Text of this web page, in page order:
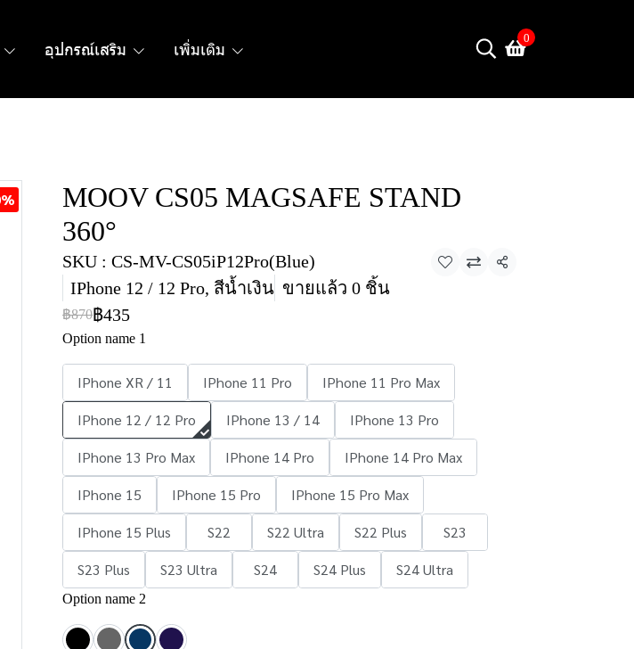
อุปกรณ์เสริม เพิ่มเติม
0
MOOV CS05 MAGSAFE STAND
360°
SKU : CS-MV-CS05iP12Pro(Blue)
IPhone 12 / 12 Pro, สีน้ำเงิน ขายแล้ว 0 ชิ้น
แชร์
฿870฿435
Option name 1
IPhone XR / 11 IPhone 11 Pro
IPhone 11 Pro Max
IPhone 12 / 12 Pro
IPhone 13 / 14
IPhone 13 Pro
IPhone 13 Pro Max
IPhone 14 Pro
IPhone 14 Pro Max
IPhone 15
IPhone 15 Pro
IPhone 15 Pro Max
IPhone 15 Plus
S22 S22 Ultra S22 Plus
S23
S23 Plus
S23 Ultra S24 S24 Plus S24 Ultra
Option name 2